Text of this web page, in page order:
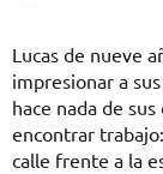
Lucas de nueve
impresionar a
hace nada de
encontrar
calle frente a la